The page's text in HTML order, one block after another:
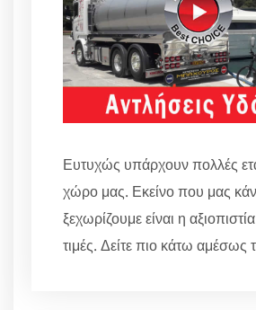
Ευτυχώς υπάρχουν πολλές
χώρο μας. Εκείνο που μας
ξεχωρίζουμε είναι η
τιμές. Δείτε πιο κάτω αμέσως